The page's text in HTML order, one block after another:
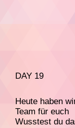
DAY 19
Heute haben
Team für euch
Wusstest du